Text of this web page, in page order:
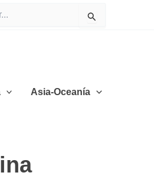
Asia-Oceanía